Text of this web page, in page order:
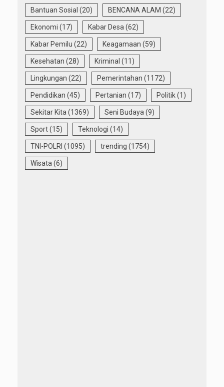
Bantuan Sosial (20) BENCANA ALAM (22)
Ekonomi (17) Kabar Desa (62)
Kabar Pemilu (22) Keagamaan (59)
Kesehatan (28) Kriminal (11)
Lingkungan (22) Pemerintahan (1172)
Pendidikan (45) Pertanian (17) Politik(1)
Sekitar Kita (1369) Seni Budaya (9)
Sport(15) Teknologi (14)
TNI-POLRI (1095) trending (1754)
Wisata (6)